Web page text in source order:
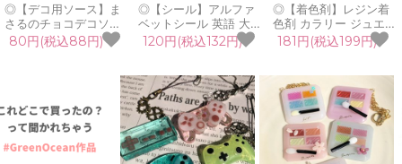
◎【デコ用ソース】ま
さるのチョコデコソー
ス 単品 フェイクソース
トッピング ホイップデ
推し活 クラフト用 手芸
用 GreenOceanオリジ
ナル♪《選べる14色》
80円(税込88円)
◎【シール】アルファ
ベットシール 英語 大文
字 小文字 イニシャル
レジンシール ネイルシ
デコ 貼り付けパーツ 封
入 推し活 グッズ UVレ
ジン クラフト《選べる
7色》
120円(税込132円)
◎【着色剤】レジン着
色剤 カラリー ジュエリ
ーウォーターカラー 単
品 レジン着色料 定番
ジン液 高発色 クラフト
GreenOceanオリジナ
ル♪《選べる16色》
181円(税込199円)